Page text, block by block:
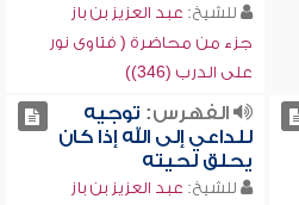
للشيخ: عبد العزيز بن باز
جزء من محاضرة ( فتاوى نور
على الدرب (346))
الفهرس: توجيه
للداعي إلى الله إذا كان
يحلق لحيته
للشيخ: عبد العزيز بن باز